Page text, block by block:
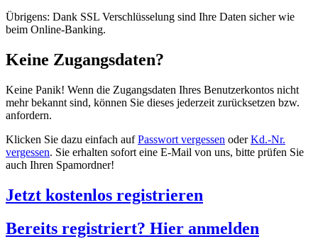
Übrigens: Dank SSL Verschlüsselung sind Ihre Daten sicher wie
beim Online-Banking.
Keine Zugangsdaten?
Keine Panik! Wenn die Zugangsdaten Ihres Benutzerkontos nicht
mehr bekannt sind, können Sie dieses jederzeit zurücksetzen bzw.
anfordern.
Klicken Sie dazu einfach aufPasswort vergessen oderKd.-Nr.
vergessen. Sie erhalten sofort eine E-Mail von uns, bitte prüfen Sie
auch Ihren Spamordner!
Jetzt kostenlos registrieren
Bereits registriert? Hier anmelden